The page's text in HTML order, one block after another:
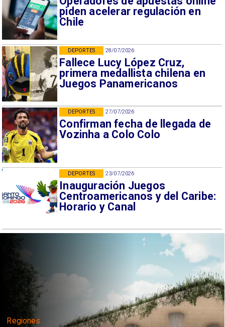
piden acelerar regulación en
Chile
28/07/2026
Fallece Lucy López Cruz,
primera medallista chilena en
Juegos Panamericanos
DEPORTES
27/07/2026
Confirman fecha de llegada de
Vozinha a Colo Colo
DEPORTES
23/07/2026
Inauguración Juegos
Centroamericanos y del Caribe:
Horario y Canal
DEPORTES
Regiones